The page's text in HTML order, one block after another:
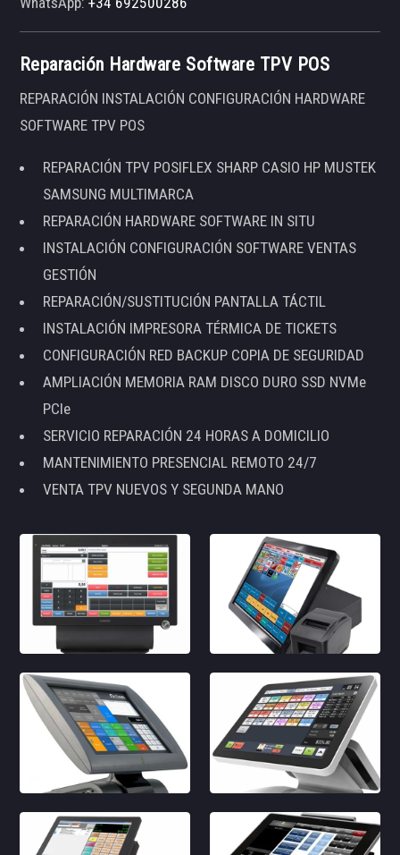
Reparación Hardware Software TPV POS
REPARACIÓN INSTALACIÓN CONFIGURACIÓN HARDWARE
SOFTWARE TPV POS
REPARACIÓN TPV POSIFLEX SHARP CASIO HP MUSTEK
SAMSUNG MULTIMARCA
REPARACIÓN HARDWARE SOFTWARE IN SITU
INSTALACIÓN CONFIGURACIÓN SOFTWARE VENTAS
GESTIÓN
REPARACIÓN/SUSTITUCIÓN PANTALLA TÁCTIL
INSTALACIÓN IMPRESORA TÉRMICA DE TICKETS
CONFIGURACIÓN RED BACKUP COPIA DE SEGURIDAD
AMPLIACIÓN MEMORIA RAM DISCO DURO SSD NVMe
PCIe
SERVICIO REPARACIÓN 24 HORAS A DOMICILIO
MANTENIMIENTO PRESENCIAL REMOTO 24/7
VENTA TPV NUEVOS Y SEGUNDA MANO